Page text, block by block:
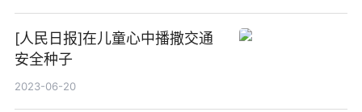
[人民日报]在儿童心中播撒交通
安全种子
2023-06-20